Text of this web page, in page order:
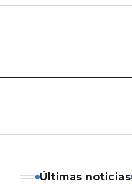
Últimas noticias